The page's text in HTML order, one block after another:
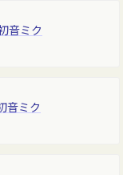
音ミク
音ミク